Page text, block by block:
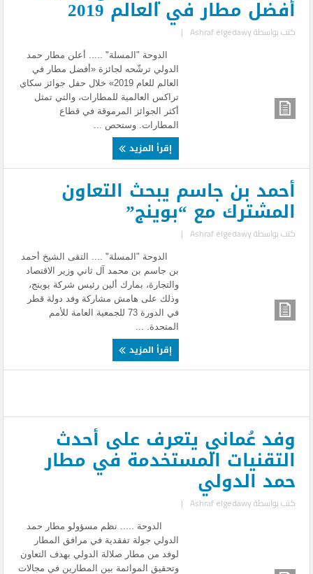
أفضل مطار في العالم 2019
كتب بواسطةAshraf elgedawy
|
الدوحة "المسلة" ..... أعلن مطار حمد
الدولي ترشّحه لجائزة «أفضل مطار في
العالم للعام 2019» خلال حفل جوائز سكاي
تراكس العالمية للمطارات، والتي تمثل
أكثر الجوائز المرموقة في قطاع
المطارات. وستحص ...
إقرأ المزيد
أحمد بن جاسم يبحث التعاون
المشترك مع “بوينج”
كتب بواسطةAshraf elgedawy
|
الدوحة "المسلة" .... التقى الشيخ أحمد
بن جاسم بن محمد آل ثاني وزير الاقتصاد
والتجارة، بمارك ألين رئيس شركة بوينج،
وذلك على هامش مشاركة وفد دولة قطر
في الدورة 73 للجمعية العامة للأمم
المتحدة. ...
إقرأ المزيد
وفد عُماني يتعرف على أحدث
التقنيات المستخدمة في مطار
حمد الدولي
كتب بواسطةAshraf elgedawy
|
الدوحة ..... نظم مسؤولو مطار حمد
الدولي جولة تفقدية في مرافق المطار
لوفد من مطار صلالة الدولي بهدف التعاون
وتحقيق الموائمة بين المطارين في مجالات